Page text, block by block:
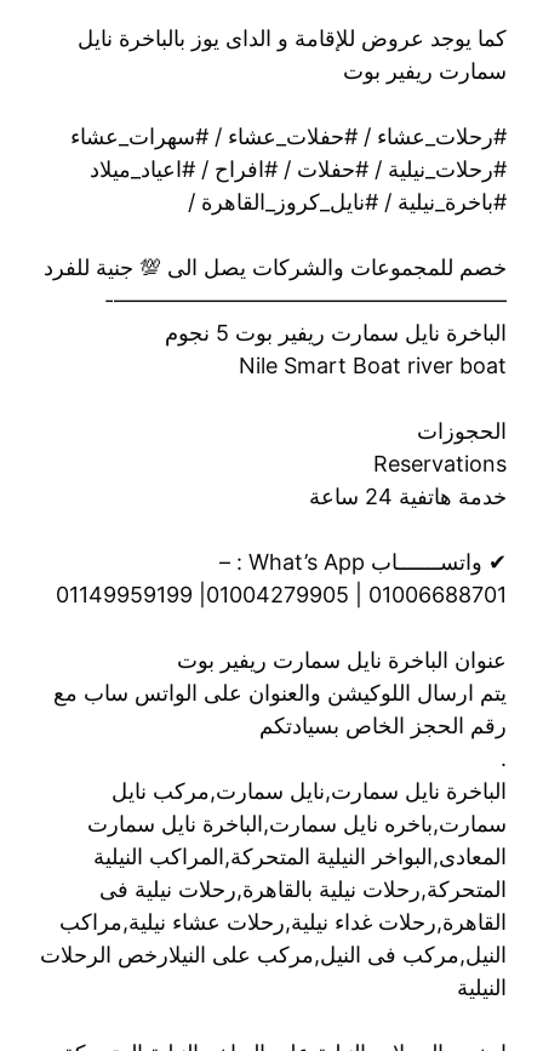
كما يوجد عروض للإقامة و الداى يوز بالباخرة نايل
سمارت ريفير بوت
#رحلات_عشاء / #حفلات_عشاء / #سهرات_عشاء
#رحلات_نيلية / #حفلات / #افراح / #اعياد_ميلاد
#باخرة_نيلية / #نايل_كروز_القاهرة /
خصم للمجموعات والشركات يصل الى 💯 جنية للفرد
——————————————————-
الباخرة نايل سمارت ريفير بوت 5 نجوم
Nile Smart Boat river boat
الحجوزات
Reservations
خدمة هاتفية 24 ساعة
✔ واتســـــــاب What’s App : –
01006688701 | 01004279905| 01149959199
عنوان الباخرة نايل سمارت ريفير بوت
يتم ارسال اللوكيشن والعنوان على الواتس ساب مع
رقم الحجز الخاص بسيادتكم
.
الباخرة نايل سمارت,نايل سمارت,مركب نايل
سمارت,باخره نايل سمارت,الباخرة نايل سمارت
المعادى,البواخر النيلية المتحركة,المراكب النيلية
المتحركة,رحلات نيلية بالقاهرة,رحلات نيلية فى
القاهرة,رحلات غداء نيلية,رحلات عشاء نيلية,مراكب
النيل,مركب فى النيل,مركب على النيلارخص الرحلات
النيلية